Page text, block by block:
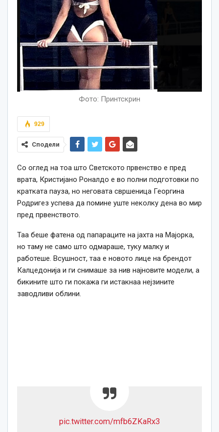
Фото: Принтскрин
929
Сподели
Со оглед на тоа што Светското првенство е пред
врата, Кристијано Роналдо е во полни подготовки по
кратката пауза, но неговата свршеница Георгина
Родригез успева да помине уште неколку дена во мир
пред првенството.
Таа беше фатена од папараците на јахта на Мајорка,
но таму не само што одмараше, туку малку и
работеше. Всушност, таа е новото лице на брендот
Калцедонија и ги снимаше за нив најновите модели, а
бикините што ги покажа ги истакнаа нејзините
заводливи облини.
pic.twitter.com/mfb6ZKaRx3